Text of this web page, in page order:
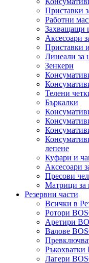
Приставки
Работни
Захващащи
Аксесоари
Приставки
Линеали за
Зенкери
Телени
Бъркалки
лепене
Куфари и
Аксесоари
Пресови
Матрици за
Резервни части
Всички в
Ротори
Аретири
Валове
Ръкохватки
Лагери